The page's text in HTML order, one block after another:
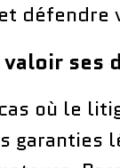
défendre
valoir ses
où le
garanties